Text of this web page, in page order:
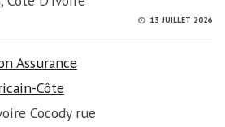
13 JUILLET 2026
Assurance
Côte
Cocody rue